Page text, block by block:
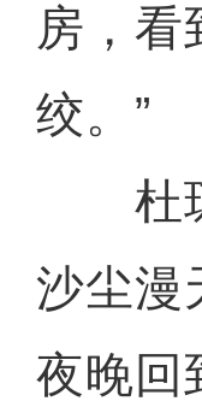
房，
绞。”
杜琼
沙尘漫
夜晚回